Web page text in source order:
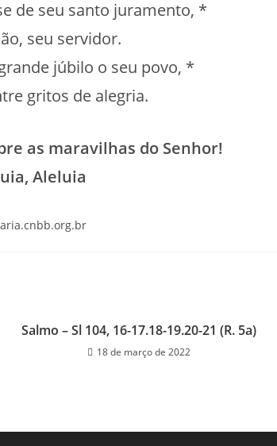
de seu santo juramento, *
seu servidor.
júbilo o seu povo, *
gritos de alegria.
as maravilhas do Senhor!
Aleluia
Salmo – Sl 104, 16-17.18-19.20-21 (R. 5a)
18 de março de 2022